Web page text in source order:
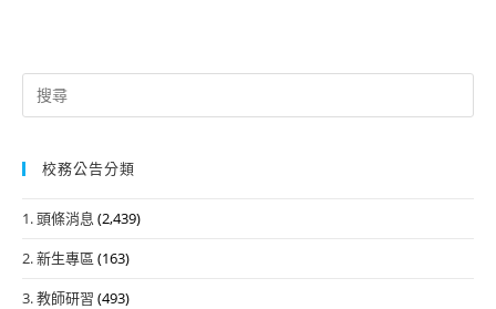
Search
for:
校務公告分類
1. 頭條消息 (2,439)
2. 新生專區 (163)
3. 教師研習 (493)